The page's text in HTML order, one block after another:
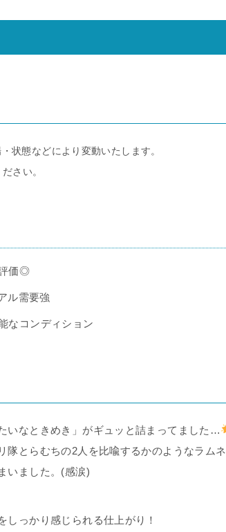
状態などにより変動いたします。
さい。
価◎
ル需要強
なコンディション
いなときめき」がギュッと詰まってました…
隊とらむちの2人を比喩するかのようなラムネ
いました。(感涙)
っかり感じられる仕上がり！